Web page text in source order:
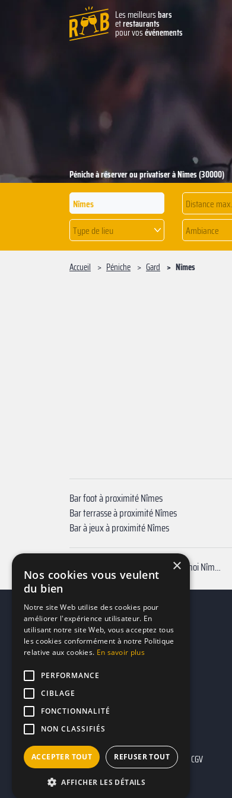
Les meilleursbars
etrestaurants
pour vosévénements
Distance
Type de lieu
Ambiance
Péniche à réserver ou privatiser à Nîmes (30000)
Accueil Péniche Gard Nîmes
Bar foot à proximité Nîmes
Bar terrasse à proximité Nîmes
Bar à jeux à proximité Nîmes
Privatiser Bar pas cher autour de moi Nîmes
Mentions légales CGU CGV
×
Nos cookies vous veulent
du bien
Notre site Web utilise des cookies pour
améliorer l'expérience utilisateur. En
utilisant notre site Web, vous acceptez tous
les cookies conformément à notre Politique
relative aux cookies. En savoir plus
PERFORMANCE
CIBLAGE
FONCTIONNALITÉ
NON CLASSIFIÉS
ACCEPTER TOUT REFUSER TOUT
AFFICHER LES DÉTAILS